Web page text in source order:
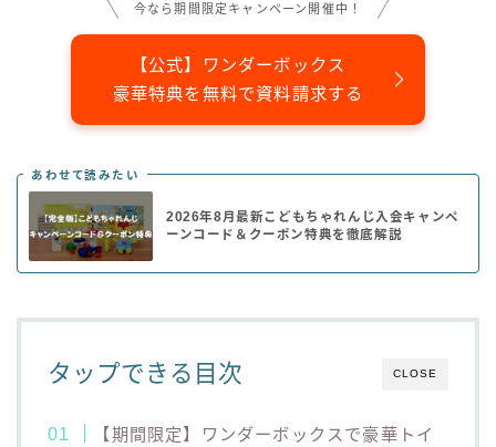
今なら期間限定キャンペーン開催中！
【公式】ワンダーボックス
豪華特典を無料で資料請求する
あわせて読みたい
2026年8月最新こどもちゃれんじ入会キャンペ
ーンコード＆クーポン特典を徹底解説
CLOSE
タップできる目次
【期間限定】ワンダーボックスで豪華トイ